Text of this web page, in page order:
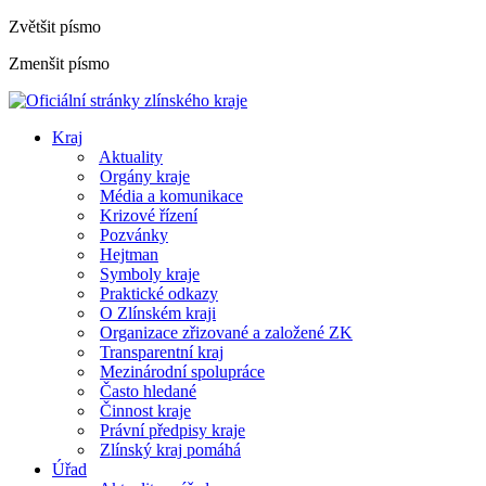
Zvětšit písmo
Zmenšit písmo
Kraj
Aktuality
Orgány kraje
Média a komunikace
Krizové řízení
Pozvánky
Hejtman
Symboly kraje
Praktické odkazy
O Zlínském kraji
Organizace zřizované a založené ZK
Transparentní kraj
Mezinárodní spolupráce
Často hledané
Činnost kraje
Právní předpisy kraje
Zlínský kraj pomáhá
Úřad